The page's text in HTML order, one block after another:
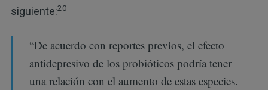
siguiente:20
“De acuerdo con reportes previos, el efecto
antidepresivo de los probióticos podría tener
una relación con el aumento de estas especies.